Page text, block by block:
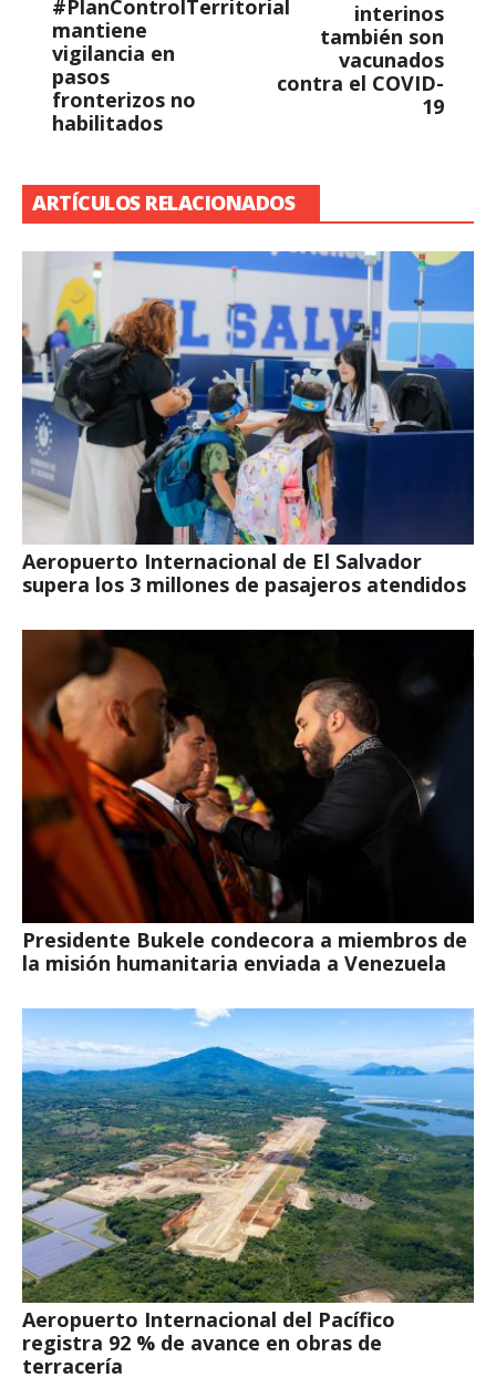
#PlanControlTerritorial
mantiene
vigilancia en
pasos
fronterizos no
habilitados
interinos
también son
vacunados
contra el COVID-
19
ARTÍCULOS RELACIONADOS
Aeropuerto Internacional de El Salvador
supera los 3 millones de pasajeros atendidos
Presidente Bukele condecora a miembros de
la misión humanitaria enviada a Venezuela
Aeropuerto Internacional del Pacífico
registra 92 % de avance en obras de
terracería